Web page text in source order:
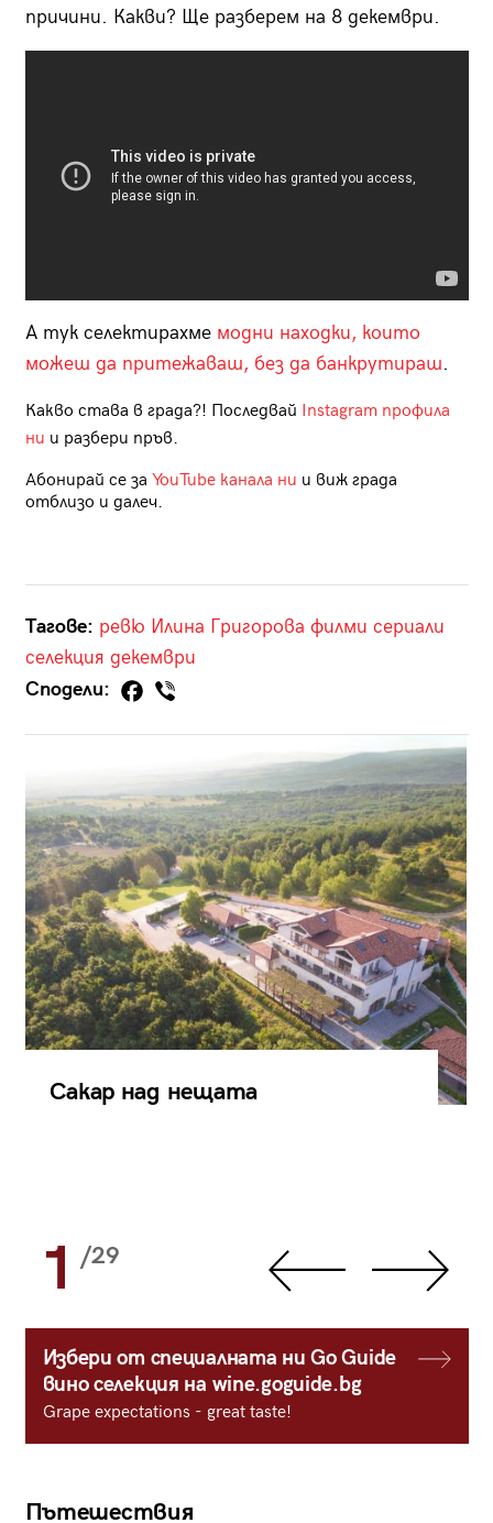
причини. Какви? Ще разберем на 8 декември.
А тук селектирахме модни находки, които
можеш да притежаваш, без да банкрутираш.
Какво става в града?! Последвай Instagram профила
ни и разбери пръв.
Абонирай се за YouTube канала ни и виж града
отблизо и далеч.
Тагове: ревю Илина Григорова филми сериали
селекция декември
Сподели:
Сакар над нещата
1 /29
Избери от специалната ни Go Guide
вино селекция на wine.goguide.bg
Grape expectations - great taste!
Пътешествия